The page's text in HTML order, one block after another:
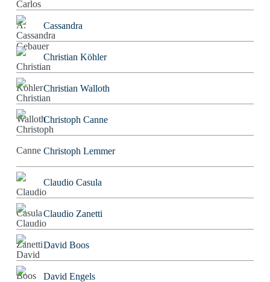
Cassandra
Christian Köhler
Christian Walloth
Christoph Canne
Christoph Lemmer
Claudio Casula
Claudio Zanetti
David Boos
David Engels